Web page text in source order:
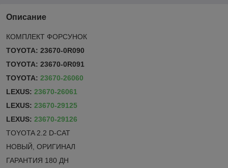
Описание
КОМПЛЕКТ ФОРСУНОК
TOYOTA: 23670-0R090
TOYOTA: 23670-0R091
TOYOTA: 23670-26060
LEXUS: 23670-26061
LEXUS: 23670-29125
LEXUS: 23670-29126
TOYOTA 2.2 D-CAT
НОВЫЙ, ОРИГИНАЛ
ГАРАНТИЯ 180 ДН